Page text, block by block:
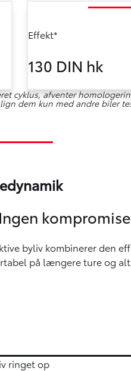
Effekt*
130 DIN hk
cyklus, afventer
dem kun med andre biler
byliv kombinerer den
på længere ture og
ringet op